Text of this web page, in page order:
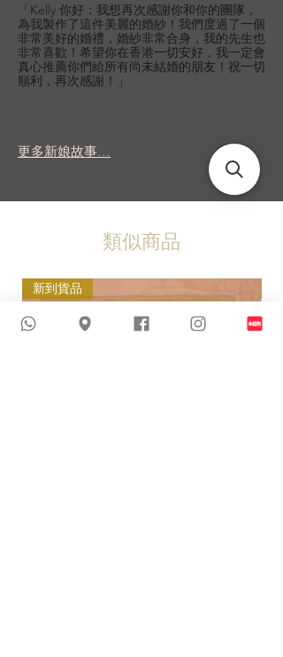
「Kelly 你好：我想再次感謝你和你的團隊，
為我製作了這件美麗的婚紗！我們度過了一個
非常美好的婚禮，婚紗非常合身，我的先生也
非常喜歡！希望你在香港一切安好，我一定會
真心推薦你們給所有尚未結婚的朋友！祝一切
順利，再次感謝！」
更多新娘故事...
類似商品
新到貨品